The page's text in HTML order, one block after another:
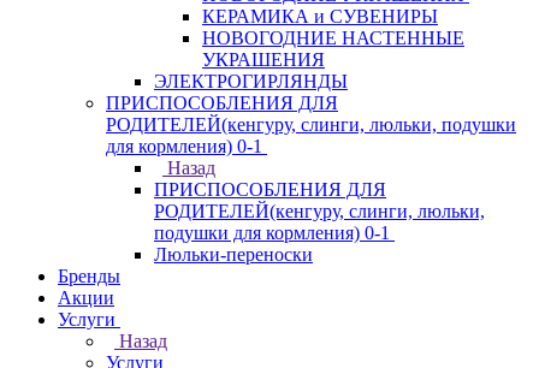
КЕРАМИКА и СУВЕНИРЫ
НОВОГОДНИЕ НАСТЕННЫЕ
УКРАШЕНИЯ
ЭЛЕКТРОГИРЛЯНДЫ
ПРИСПОСОБЛЕНИЯ ДЛЯ
РОДИТЕЛЕЙ(кенгуру, слинги, люльки, подушки
для кормления) 0-1
Назад
ПРИСПОСОБЛЕНИЯ ДЛЯ
РОДИТЕЛЕЙ(кенгуру, слинги, люльки,
подушки для кормления) 0-1
Люльки-переноски
Бренды
Акции
Услуги
Назад
Услуги